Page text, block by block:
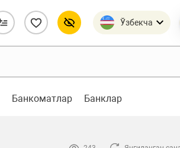
Ўзбекча
Банкоматлар Банклар